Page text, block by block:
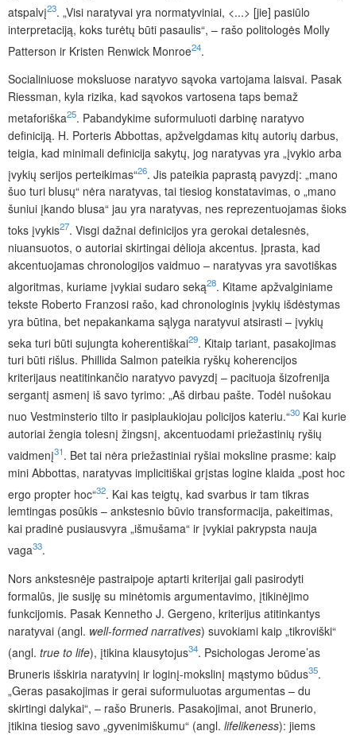
atspalvį23. „Visi naratyvai yra normatyviniai, <...> [jie] pasiūlo
interpretaciją, koks turėtų būti pasaulis“, – rašo politologės Molly
Patterson ir Kristen Renwick Monroe24.
Socialiniuose moksluose naratyvo sąvoka vartojama laisvai. Pasak
Riessman, kyla rizika, kad sąvokos vartosena taps bemaž
metaforiška25. Pabandykime suformuluoti darbinę naratyvo
definiciją. H. Porteris Abbottas, apžvelgdamas kitų autorių darbus,
teigia, kad minimali definicija sakytų, jog naratyvas yra „įvykio arba
įvykių serijos perteikimas“26. Jis pateikia paprastą pavyzdį: „mano
šuo turi blusų“ nėra naratyvas, tai tiesiog konstatavimas, o „mano
šuniui įkando blusa“ jau yra naratyvas, nes reprezentuojamas šioks
toks įvykis27. Visgi dažnai definicijos yra gerokai detalesnės,
niuansuotos, o autoriai skirtingai dėlioja akcentus. Įprasta, kad
akcentuojamas chronologijos vaidmuo – naratyvas yra savotiškas
algoritmas, kuriame įvykiai sudaro seką28. Kitame apžvalginiame
tekste Roberto Franzosi rašo, kad chronologinis įvykių išdėstymas
yra būtina, bet nepakankama sąlyga naratyvui atsirasti – įvykių
seka turi būti sujungta koherentiškai29. Kitaip tariant, pasakojimas
turi būti rišlus. Phillida Salmon pateikia ryškų koherencijos
kriterijaus neatitinkančio naratyvo pavyzdį – pacituoja šizofrenija
sergantį asmenį iš savo tyrimo: „Aš dirbau pašte. Todėl nušokau
nuo Vestminsterio tilto ir pasiplaukiojau policijos kateriu.“30 Kai kurie
autoriai žengia tolesnį žingsnį, akcentuodami priežastinių ryšių
vaidmenį31. Bet tai nėra priežastiniai ryšiai moksline prasme: kaip
mini Abbottas, naratyvas implicitiškai grįstas logine klaida „post hoc
ergo propter hoc“32. Kai kas teigtų, kad svarbus ir tam tikras
lemtingas posūkis – ankstesnio būvio transformacija, pakeitimas,
kai pradinė pusiausvyra „išmušama“ ir įvykiai pakrypsta nauja
vaga33.
Nors ankstesnėje pastraipoje aptarti kriterijai gali pasirodyti
formalūs, jie susiję su minėtomis argumentavimo, įtikinėjimo
funkcijomis. Pasak Kennetho J. Gergeno, kriterijus atitinkantys
naratyvai (angl. well-formed narratives) suvokiami kaip „tikroviški“
(angl. true to life), įtikina klausytojus34. Psichologas Jerome’as
Bruneris išskiria naratyvinį ir loginį-mokslinį mąstymo būdus35.
„Geras pasakojimas ir gerai suformuluotas argumentas – du
skirtingi dalykai“, – rašo Bruneris. Pasakojimai, anot Brunerio,
įtikina tiesiog savo „gyvenimiškumu“ (angl. lifelikeness): jiems